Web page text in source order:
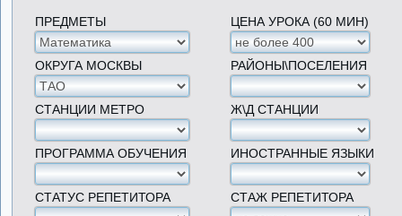
ПРЕДМЕТЫ ЦЕНА УРОКА (60 МИН)
ОКРУГА МОСКВЫ РАЙОНЫ\ПОСЕЛЕНИЯ
СТАНЦИИ МЕТРО Ж\Д СТАНЦИИ
ПРОГРАММА ОБУЧЕНИЯ ИНОСТРАННЫЕ ЯЗЫКИ
СТАТУС РЕПЕТИТОРА СТАЖ РЕПЕТИТОРА